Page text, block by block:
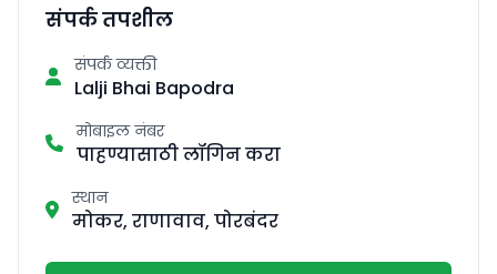
संपर्क तपशील
संपर्क व्यक्ती
Lalji Bhai Bapodra
मोबाइल नंबर
पाहण्यासाठी लॉगिन करा
स्थान
मोकर, राणावाव, पोरबंदर